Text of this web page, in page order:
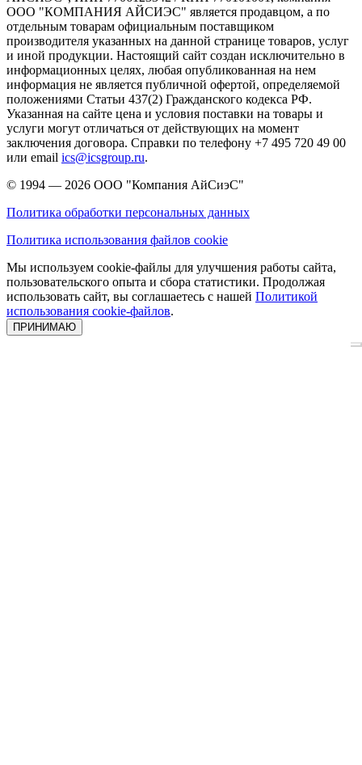
ООО "КОМПАНИЯ АЙСИЭС" является продавцом, а по
отдельным товарам официальным поставщиком
производителя указанных на данной странице товаров, услуг
и иной продукции. Настоящий сайт создан исключительно в
информационных целях, любая опубликованная на нем
информация не является публичной офертой, определяемой
положениями Статьи 437(2) Гражданского кодекса РФ.
Указанная на сайте цена и условия поставки на товары и
услуги могут отличаться от действующих на момент
заключения договора. Справки по телефону +7 495 720 49 00
или email ics@icsgroup.ru.
© 1994 — 2026 ООО "Компания АйСиэС"
Политика обработки персональных данных
Политика использования файлов cookie
Мы используем cookie-файлы для улучшения работы сайта,
пользовательского опыта и сбора статистики. Продолжая
использовать сайт, вы соглашаетесь с нашей Политикой
использования cookie-файлов.
ПРИНИМАЮ